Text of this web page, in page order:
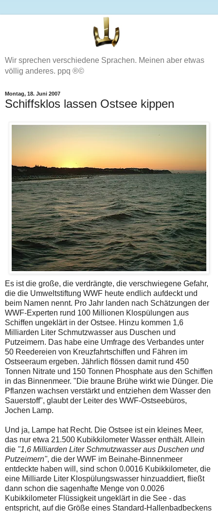
Wir sprechen verschiedene Sprachen. Meinen aber etwas
völlig anderes. ppq ®©
Montag, 18. Juni 2007
Schiffsklos lassen Ostsee kippen
Es ist die große, die verdrängte, die verschwiegene Gefahr,
die die Umweltstiftung WWF heute endlich aufdeckt und
beim Namen nennt. Pro Jahr landen nach Schätzungen der
WWF-Experten rund 100 Millionen Klospülungen aus
Schiffen ungeklärt in der Ostsee. Hinzu kommen 1,6
Milliarden Liter Schmutzwasser aus Duschen und
Putzeimern. Das habe eine Umfrage des Verbandes unter
50 Reedereien von Kreuzfahrtschiffen und Fähren im
Ostseeraum ergeben. Jährlich flössen damit rund 450
Tonnen Nitrate und 150 Tonnen Phosphate aus den Schiffen
in das Binnenmeer. "Die braune Brühe wirkt wie Dünger. Die
Pflanzen wachsen verstärkt und entziehen dem Wasser den
Sauerstoff", glaubt der Leiter des WWF-Ostseebüros,
Jochen Lamp.
Und ja, Lampe hat Recht. Die Ostsee ist ein kleines Meer,
das nur etwa 21.500 Kubikkilometer Wasser enthält. Allein
die "1,6 Milliarden Liter Schmutzwasser aus Duschen und
Putzeimern", die der WWF im Beinahe-Binnenmeer
entdeckte haben will, sind schon 0.0016 Kubikkilometer, die
eine Milliarde Liter Klospülungswasser hinzuaddiert, fließt
dann schon die sagenhafte Menge von 0.0026
Kubikkilometer Flüssigkeit ungeklärt in die See - das
entspricht, auf die Größe eines Standard-Hallenbadbeckens